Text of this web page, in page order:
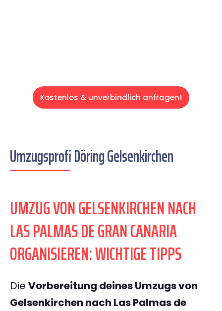
Kostenlos & unverbindlich anfragen!
Umzugsprofi Döring Gelsenkirchen
UMZUG VON GELSENKIRCHEN NACH
LAS PALMAS DE GRAN CANARIA
ORGANISIEREN: WICHTIGE TIPPS
Die Vorbereitung deines Umzugs von
Gelsenkirchen nach Las Palmas de